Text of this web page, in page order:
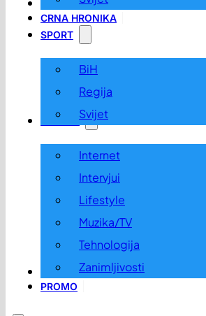
LOKALNO
CRNA HRONIKA
SPORT
BiH
Regija
Svijet
ZABAVA
Internet
Intervjui
Lifestyle
Muzika/TV
Tehnologija
Zanimljivosti
OGLASI I KONKURSI
PROMO